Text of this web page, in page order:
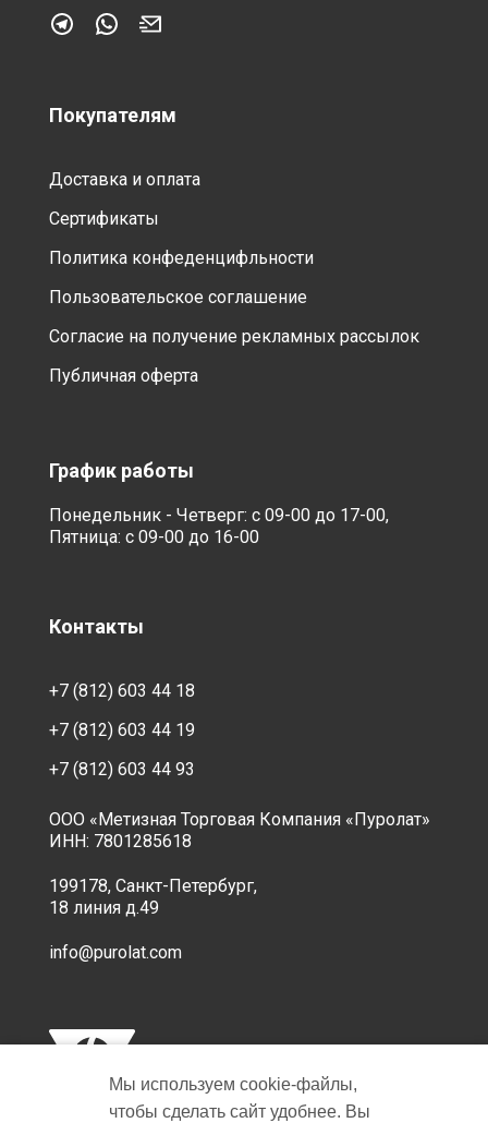
Покупателям
Доставка и оплата
Сертификаты
Политика конфеденцифльности
Пользовательское соглашение
Согласие на получение рекламных рассылок
Публичная оферта
График работы
Понедельник - Четверг: с 09-00 до 17-00,
Пятница: с 09-00 до 16-00
Контакты
+7 (812) 603 44 18
+7 (812) 603 44 19
+7 (812) 603 44 93
ООО «Метизная Торговая Компания «Пуролат»
ИНН: 7801285618
199178, Санкт-Петербург,
18 линия д.49
info@purolat.com
Мы используем cookie‑файлы,
чтобы сделать сайт удобнее. Вы